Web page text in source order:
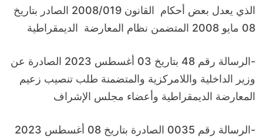
الذي يعدل بعض أحكام القانون 2008/019 الصادر بتاريخ
08 مايو 2008 المتضمن نظام المعارضة الديمقراطية
-الرسالة رقم 48 بتاريخ 03 أغسطس 2023 الصادرة عن
وزير الداخلية واللامركزية والمتضمنة طلب تنصيب زعيم
المعارضة الديمقراطية وأعضاء مجلس الإشراف
-الرسالة رقم 0035 الصادرة بتاريخ 08 أغسطس 2023